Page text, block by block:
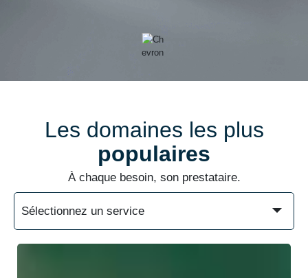
Les domaines les plus
populaires
À chaque besoin, son prestataire.
Sélectionnez un service